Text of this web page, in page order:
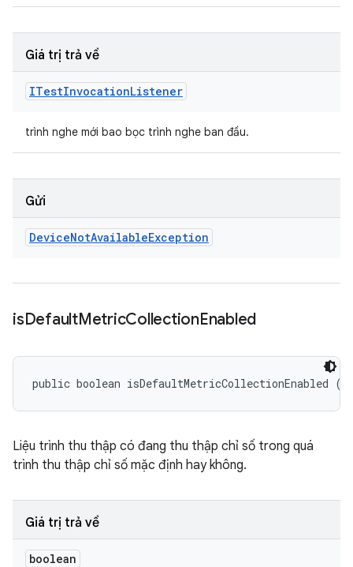
Giá trị trả về
ITestInvocationListener
trình nghe mới bao bọc trình nghe ban đầu.
Gửi
DeviceNotAvailableException
isDefaultMetricCollectionEnabled
public boolean isDefaultMetricCollectionEnabled ()
Liệu trình thu thập có đang thu thập chỉ số trong quá
trình thu thập chỉ số mặc định hay không.
Giá trị trả về
boolean